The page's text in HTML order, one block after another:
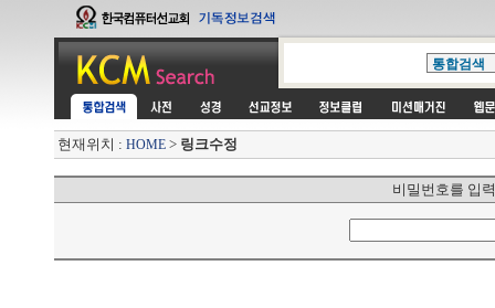
현재위치 : HOME > 링크수정
비밀번호를 입